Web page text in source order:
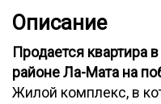
Описание
Продается квартира
районе Ла-Мата на
Жилой комплекс, в